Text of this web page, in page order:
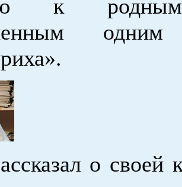
к
одним
о своей